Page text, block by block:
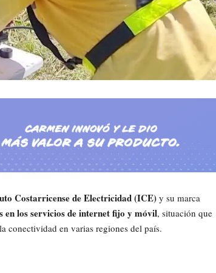
Costarricense de Electricidad (ICE) y su marca
en los servicios de internet fijo y móvil, situación que
conectividad en varias regiones del país.